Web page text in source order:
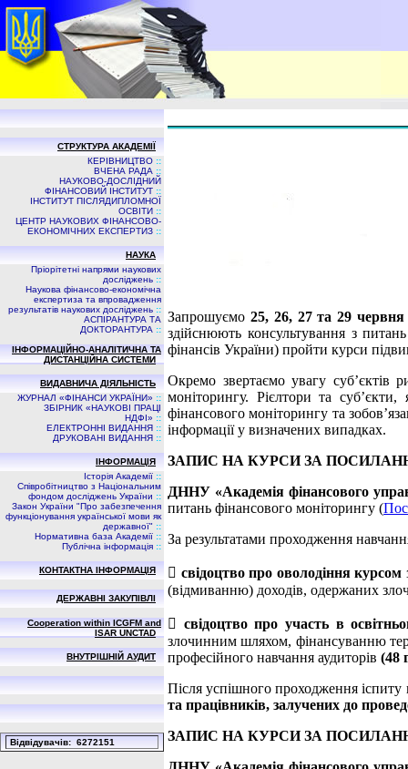
СТРУКТУРА АКАДЕМІЇ
КЕРІВНИЦТВО ::
ВЧЕНА РАДА ::
НАУКОВО-ДОСЛІДНИЙ
ФІНАНСОВИЙ ІНСТИТУТ ::
ІНСТИТУТ ПІСЛЯДИПЛОМНОЇ
ОСВІТИ ::
ЦЕНТР НАУКОВИХ ФІНАНСОВО-
ЕКОНОМІЧНИХ ЕКСПЕРТИЗ ::
НАУКА
Пріорітетні напрями наукових
досліджень ::
Наукова фінансово-економічна
експертиза та впровадження
результатів наукових досліджень ::
АСПIРАНТУРА ТА
ДОКТОРАНТУРА ::
ІНФОРМАЦІЙНО-АНАЛІТИЧНА ТА
ДИСТАНЦІЙНА СИСТЕМИ
ВИДАВНИЧА ДIЯЛЬНIСТЬ
ЖУРНАЛ «ФІНАНСИ УКРАЇНИ» ::
ЗБIРНИК «НАУКОВI ПРАЦI
НДФI» ::
ЕЛЕКТРОННІ ВИДАННЯ ::
ДРУКОВАНІ ВИДАННЯ ::
ІНФОРМАЦІЯ
Історія Академії ::
Співробітництво з Національним
фондом досліджень України ::
Закон України "Про забезпечення
функціонування української мови як
державної" ::
Нормативна база Академії ::
Публічна інформація ::
КОНТАКТНА ІНФОРМАЦІЯ
ДЕРЖАВНІ ЗАКУПІВЛІ
Cooperation within ICGFM and
ISAR UNCTAD
ВНУТРІШНІЙ АУДИТ
Вiдвiдувачiв: 6272151
Запрошуємо 25, 26, 27 та 29
здійснюють консультування з
фінансів України) пройти курси
Окремо звертаємо увагу
моніторингу. Рієлтори та
фінансового моніторингу та
інформації у визначених випадках.
ЗАПИС НА КУРСИ ЗА
ДННУ «Академія фінансового
питань фінансового моніторингу (
За результатами проходження
 свідоцтво про оволодіння курсом
(відмиванню) доходів, одержаних
 свідоцтво про участь в
злочинним шляхом, фінансуванню
професійного навчання аудиторів (48
Після успішного проходження іспиту
та працівників, залучених до
ЗАПИС НА КУРСИ ЗА